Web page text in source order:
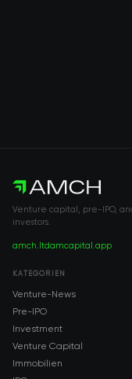
Venture capital, pre-IPO,
investors.
amch.ltdamcapital.app
KATEGORIEN
Venture-News
Pre-IPO
Investment
Venture Capital
Immobilien